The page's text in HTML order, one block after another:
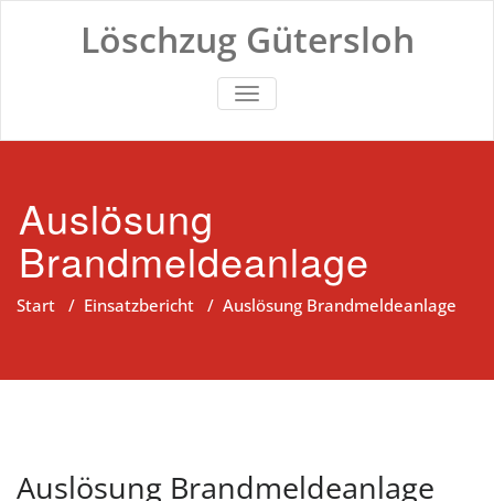
Löschzug Gütersloh
TOGGLE NAVIGATION
Auslösung
Brandmeldeanlage
Start / Einsatzbericht / Auslösung Brandmeldeanlage
Auslösung Brandmeldeanlage